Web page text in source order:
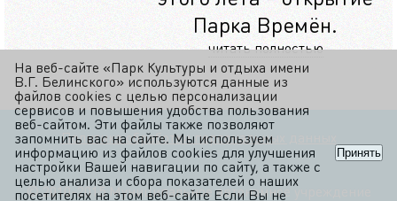
Парка Времён.
читать полностью
Политика обработки персональных данных
© 2010-2015 Муниципальное автономное учреждение
На веб-сайте «Парк Культуры и отдыха имени
В.Г. Белинского» используются данные из
файлов cookies с целью персонализации
сервисов и повышения удобства пользования
веб-сайтом. Эти файлы также позволяют
запомнить вас на сайте. Мы используем
информацию из файлов cookies для улучшения
настройки Вашей навигации по сайту, а также с
целью анализа и сбора показателей о наших
посетителях на этом веб-сайте Если Вы не
Принять